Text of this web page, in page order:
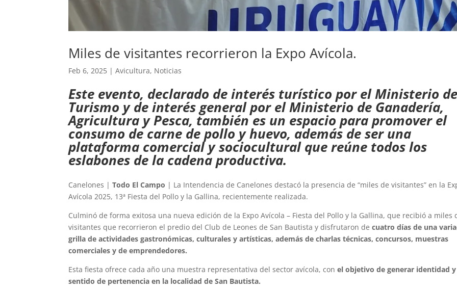
Miles de visitantes recorrieron la Expo Avícola.
Feb 6, 2025 |Avicultura, Noticias
Este evento, declarado de interés turístico por el Ministerio
Turismo y de interés general por el Ministerio de Ganadería,
Agricultura y Pesca, también es un espacio para promover el
consumo de carne de pollo y huevo, además de ser una
plataforma comercial y sociocultural que reúne todos los
eslabones de la cadena productiva.
Canelones |Todo El Campo | La Intendencia de Canelones destacó la presencia de “miles de visitantes” en la
Avícola 2025, 13ª Fiesta del Pollo y la Gallina, recientemente realizada.
Culminó de forma exitosa una nueva edición de la Expo Avícola – Fiesta del Pollo y la Gallina, que recibió a miles
visitantes que recorrieron el predio del Club de Leones de San Bautista y disfrutaron decuatro días de una
grilla de actividades gastronómicas, culturales y artísticas, además de charlas técnicas, concursos, muestras
comerciales y de emprendedores.
Esta fiesta ofrece cada año una muestra representativa del sector avícola, conel objetivo de generar identidad y
sentido de pertenencia en la localidad de San Bautista.